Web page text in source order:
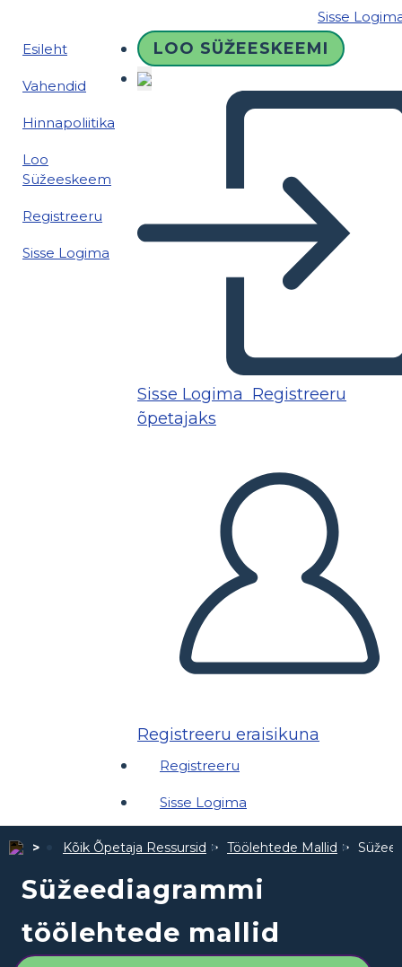
Sisse
Esileht
Vahendid
Hinnapoliitika
Loo
Süžeeskeem
Registreeru
Sisse Logima
LOO SÜŽEESKEEMI
Sisse Logima Registreeru
õpetajaks
Registreeru eraisikuna
Registreeru
Sisse Logima
Kõik Õpetaja Ressursid Töölehtede Mallid
Süžeediagrammi
töölehtede mallid